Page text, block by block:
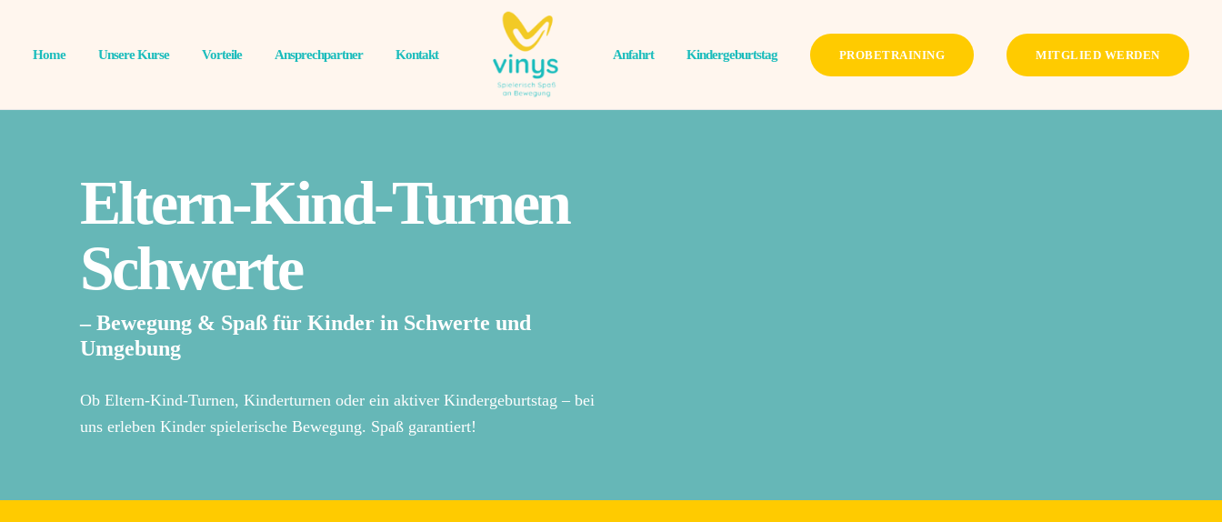
Home Unsere Kurse Vorteile Ansprechpartner Kontakt Anfahrt Kindergeburtstag PROBETRAINING MITGLIED WERDEN
Eltern-Kind-Turnen
Schwerte
– Bewegung & Spaß für Kinder in Schwerte und
Umgebung
Ob Eltern-Kind-Turnen, Kinderturnen oder ein aktiver Kindergeburtstag – bei
uns erleben Kinder spielerische Bewegung. Spaß garantiert!